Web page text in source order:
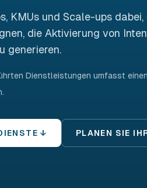
KMUs und Scale-ups
die Aktivierung von
generieren.
Dienstleistungen umfasst
↓ PLANEN SIE